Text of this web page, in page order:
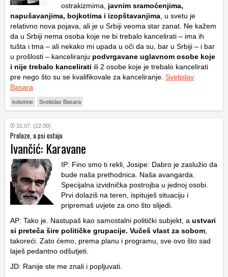
ostrakizmima, javnim sramoćenjima,
napušavanjima, bojkotima i izopštavanjima , u svetu je
relativno nova pojava, ali je u Srbiji veoma star zanat. Ne kažem
da u Srbiji nema osoba koje ne bi trebalo kancelirati – ima ih
tušta i tma – ali nekako mi upada u oči da su, bar u Srbiji – i bar
u prošlosti – kanceliranju podvrgavane uglavnom osobe koje
i nije trebalo kancelirati ili 2 osobe koje je trebalo kancelirati
pre nego što su se kvalifikovale za kanceliranje. Svetislav
Basara
kolumne Svetislav Basara
31.07. (22:00)
Prolaze, a psi ostaju
Ivančić: Karavane
IP: Fino smo ti rekli, Josipe: Dabro je zaslužio da
bude naša prethodnica. Naša avangarda.
Specijalna izvidnička postrojba u jednoj osobi.
Prvi dolaziš na teren, ispituješ situaciju i
pripremaš uvjete za ono što slijedi.
AP: Tako je. Nastupaš kao samostalni politički subjekt, a ustvari
si preteča šire političke grupacije. Vučeš vlast za sobom
takoreći. Zato ćemo, prema planu i programu, sve ovo što sad
laješ pedantno odšutjeti.
JD: Ranije ste me znali i popljuvati.